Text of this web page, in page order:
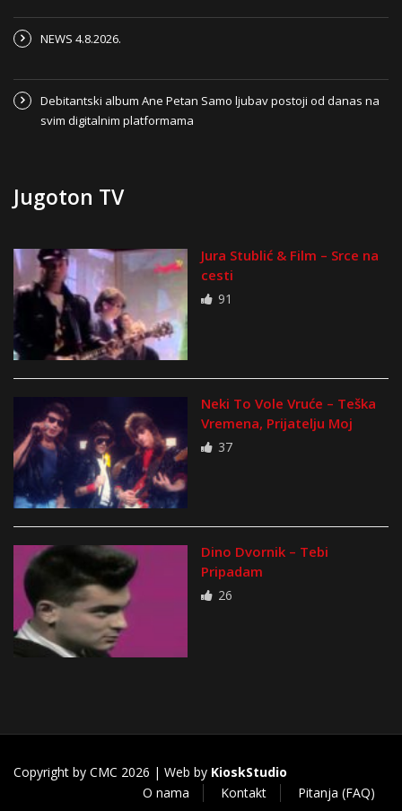
NEWS 4.8.2026.
Debitantski album Ane Petan Samo ljubav postoji od danas na
svim digitalnim platformama
Jugoton TV
Jura Stublić & Film – Srce na
cesti
91
Neki To Vole Vruće – Teška
Vremena, Prijatelju Moj
37
Dino Dvornik – Tebi
Pripadam
26
Copyright by CMC 2026 | Web by KioskStudio
O nama
Kontakt Pitanja (FAQ)